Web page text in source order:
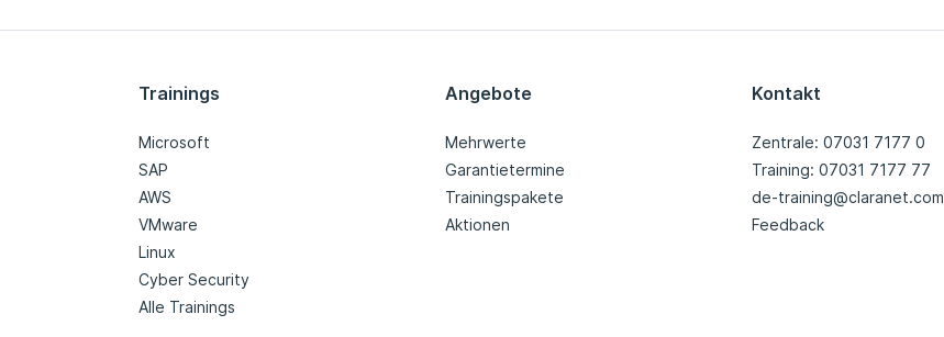
Trainings
Microsoft
SAP
AWS
VMware
Linux
Cyber Security
Alle Trainings
Angebote
Mehrwerte
Garantietermine
Trainingspakete
Aktionen
Kontakt
Zentrale: 07031 7177 0
Training: 07031 7177 77
de-training@claranet.com
Feedback